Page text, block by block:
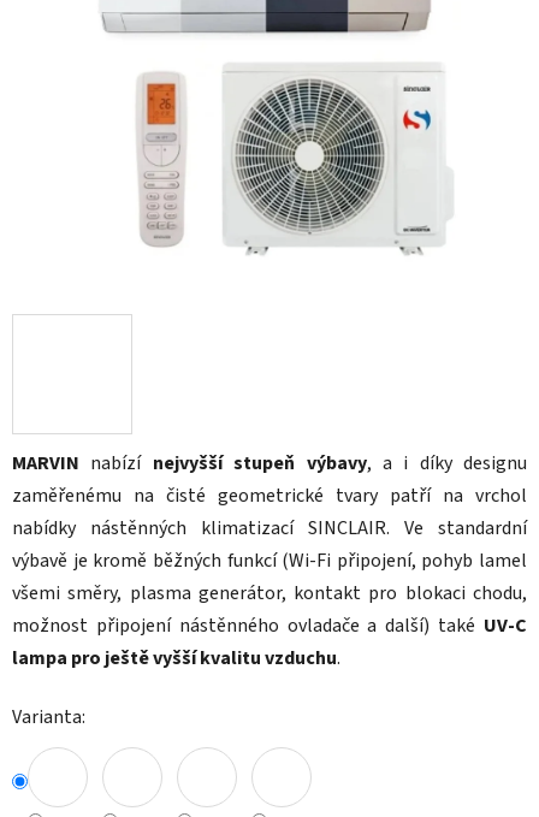
MARVIN nabízí nejvyšší stupeň výbavy, a i díky designu
zaměřenému na čisté geometrické tvary patří na vrchol
nabídky nástěnných klimatizací SINCLAIR. Ve standardní
výbavě je kromě běžných funkcí (Wi-Fi připojení, pohyb lamel
všemi směry, plasma generátor, kontakt pro blokaci chodu,
možnost připojení nástěnného ovladače a další) také UV-C
lampa pro ještě vyšší kvalitu vzduchu.
Varianta: